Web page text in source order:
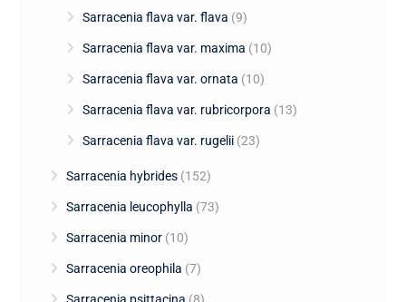
Sarracenia flava var. flava (9)
Sarracenia flava var. maxima (10)
Sarracenia flava var. ornata (10)
Sarracenia flava var. rubricorpora (13)
Sarracenia flava var. rugelii (23)
Sarracenia hybrides (152)
Sarracenia leucophylla (73)
Sarracenia minor (10)
Sarracenia oreophila (7)
Sarracenia psittacina (8)